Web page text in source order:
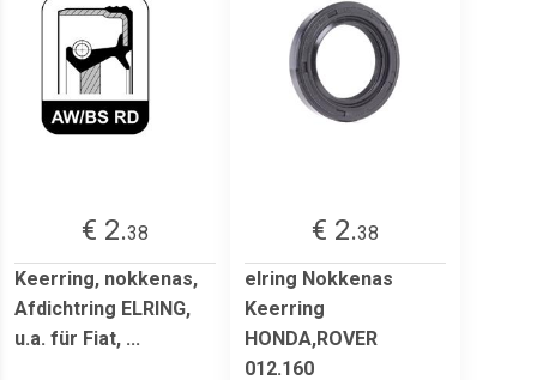
€ 2.38
Keerring, nokkenas,
Afdichtring ELRING,
u.a. für Fiat, ...
€ 2.38
elring Nokkenas
Keerring
HONDA,ROVER
012.160